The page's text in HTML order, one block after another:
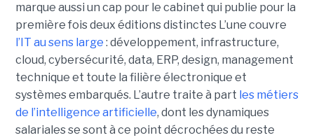
marque aussi un cap pour le cabinet qui publie pour la
première fois deux éditions distinctes L’une couvre
l’IT au sens large : développement, infrastructure,
cloud, cybersécurité, data, ERP, design, management
technique et toute la filière électronique et
systèmes embarqués. L’autre traite à part les métiers
de l’intelligence artificielle, dont les dynamiques
salariales se sont à ce point décrochées du reste